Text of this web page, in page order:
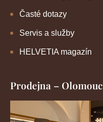
Časté dotazy
Servis a služby
HELVETIA magazín
Prodejna – Olomouc